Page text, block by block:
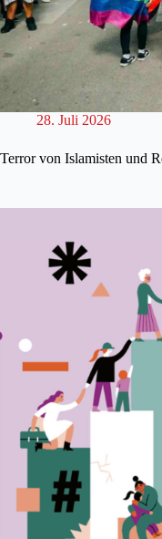
28. Juli 2026
Terror von Islamisten und